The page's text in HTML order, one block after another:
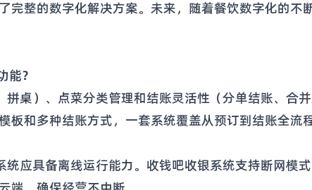
完整的数字化解决方案。未来，随着餐饮数字化的不
能？
桌）、点菜分类管理和结账灵活性（分单结账、合
和多种结账方式，一套系统覆盖从预订到结账全流程
应具备离线运行能力。收钱吧收银系统支持断网模